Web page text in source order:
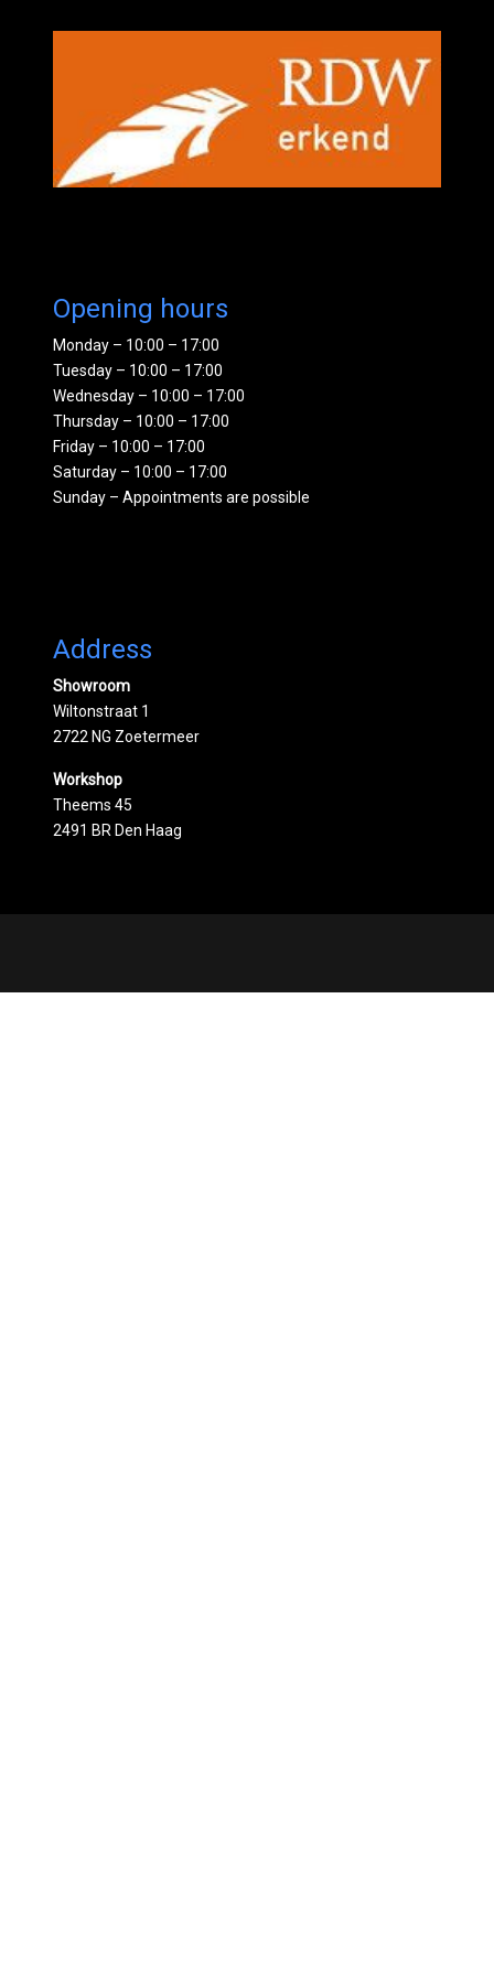
Opening hours
Monday – 10:00 – 17:00
Tuesday – 10:00 – 17:00
Wednesday – 10:00 – 17:00
Thursday – 10:00 – 17:00
Friday – 10:00 – 17:00
Saturday – 10:00 – 17:00
Sunday – Appointments are possible
Address
Showroom
Wiltonstraat 1
2722 NG Zoetermeer
Workshop
Theems 45
2491 BR Den Haag